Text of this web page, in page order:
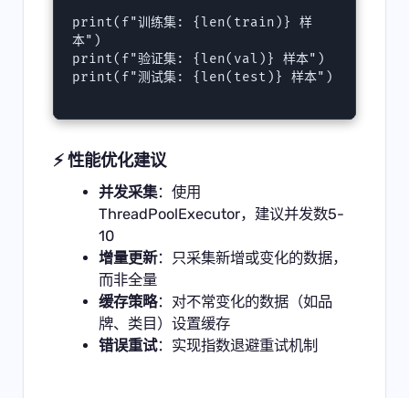
print(f"训练集: {len(train)} 样
本")
print(f"验证集: {len(val)} 样本")
print(f"测试集: {len(test)} 样本")
⚡ 性能优化建议
并发采集：使用
ThreadPoolExecutor，建议并发数5-
10
增量更新：只采集新增或变化的数据，
而非全量
缓存策略：对不常变化的数据（如品
牌、类目）设置缓存
错误重试：实现指数退避重试机制